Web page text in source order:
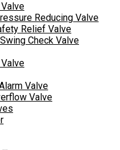
Reducing Valve
Relief Valve
Check Valve
Valve
Valve